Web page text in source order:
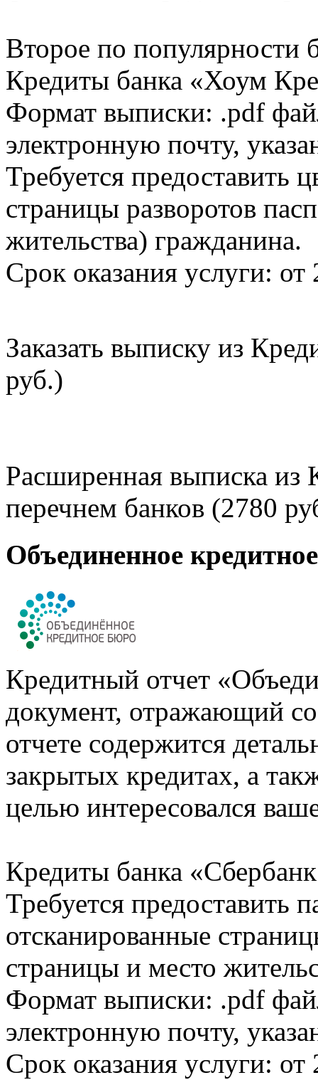
Второе по популярности
Кредиты банка «Хоум
Формат выписки: .pdf
электронную почту,
Требуется предоставить
страницы разворотов
жительства) гражданина.
Срок оказания услуги: от
Заказать выписку из
руб.)
Расширенная выписка из
перечнем банков (2780
Объединенное
Кредитный отчет
документ, отражающий
отчете содержится
закрытых кредитах, а
целью интересовался
Кредиты банка
Требуется предоставить
отсканированные
страницы и место
Формат выписки: .pdf
электронную почту,
Срок оказания услуги: от